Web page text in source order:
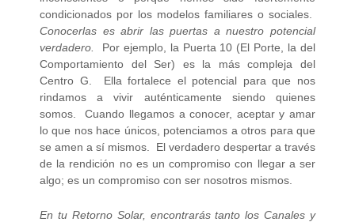
condicionados por los modelos familiares o sociales.
Conocerlas es abrir las puertas a nuestro potencial
verdadero.
Por ejemplo, la Puerta 10 (El Porte, la del
Comportamiento del Ser) es la más compleja del
Centro G. Ella fortalece el potencial para que nos
rindamos a vivir auténticamente siendo quienes
somos. Cuando llegamos a conocer, aceptar y amar
lo que nos hace únicos, potenciamos a otros para que
se amen a sí mismos. El verdadero despertar a través
de la rendición no es un compromiso con llegar a ser
algo; es un compromiso con ser nosotros mismos.
En tu Retorno Solar, encontrarás tanto los Canales y